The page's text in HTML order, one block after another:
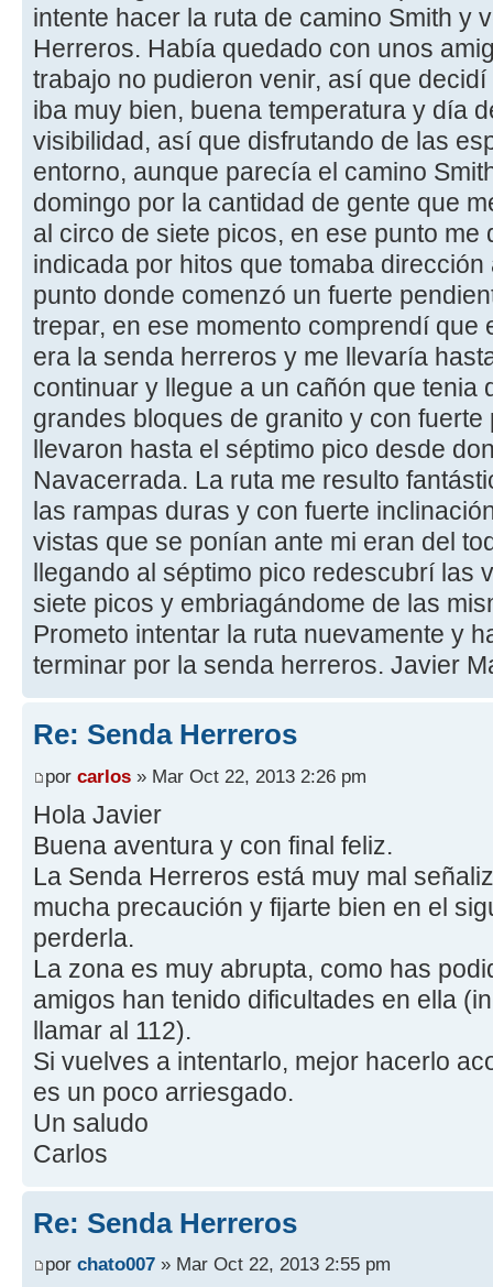
intente hacer la ruta de camino Smith y
Herreros. Había quedado con unos
trabajo no pudieron venir, así que
iba muy bien, buena temperatura y día
visibilidad, así que disfrutando de las
entorno, aunque parecía el camino
domingo por la cantidad de gente que
al circo de siete picos, en ese punto
indicada por hitos que tomaba
punto donde comenzó un fuerte
trepar, en ese momento comprendí que
era la senda herreros y me llevaría
continuar y llegue a un cañón que tenia
grandes bloques de granito y con
llevaron hasta el séptimo pico desde
Navacerrada. La ruta me resulto
las rampas duras y con fuerte
vistas que se ponían ante mi eran del
llegando al séptimo pico redescubrí las
siete picos y embriagándome de las
Prometo intentar la ruta nuevamente y
terminar por la senda herreros. Javier
Re: Senda Herreros
por carlos » Mar Oct 22, 2013 2:26 pm
Hola Javier
Buena aventura y con final feliz.
La Senda Herreros está muy mal
mucha precaución y fijarte bien en el
perderla.
La zona es muy abrupta, como has
amigos han tenido dificultades en ella
llamar al 112).
Si vuelves a intentarlo, mejor hacerlo
es un poco arriesgado.
Un saludo
Carlos
Re: Senda Herreros
por chato007 » Mar Oct 22, 2013 2:55 pm